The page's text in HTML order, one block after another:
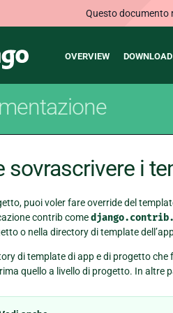
Questo documento
Django
Main
OVERVIEW DOWNLOAD
sovrascrivere i
puoi voler fare override del
contrib come
o nella directory di template
di template di app e di progetto
quello a livello di progetto. In altre